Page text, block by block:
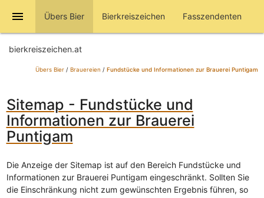
menu Übers Bier Bierkreiszeichen Fasszendenten
bierkreiszeichen.at
Übers Bier/ Brauereien / Fundstücke und Informationen zur Brauerei Puntigam
Sitemap - Fundstücke und
Informationen zur Brauerei
Puntigam
Die Anzeige der Sitemap ist auf den Bereich Fundstücke und
Informationen zur Brauerei Puntigam eingeschränkt. Sollten Sie
die Einschränkung nicht zum gewünschten Ergebnis führen, so